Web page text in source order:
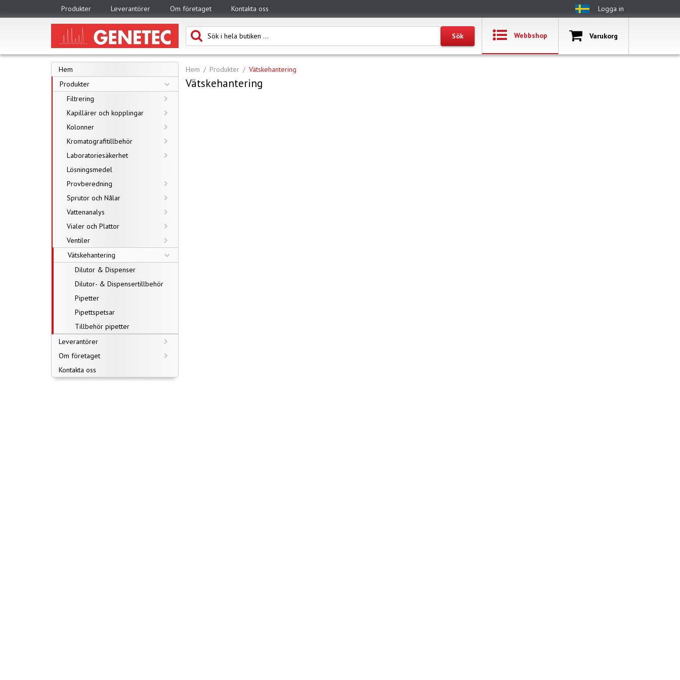
Produkter Leverantörer Om företaget Kontakta oss Logga in
Webbshop Varukorg
Hem
Produkter
Filtrering
Kapillärer och kopplingar
Kolonner
Kromatografitillbehör
Laboratoriesäkerhet
Lösningsmedel
Provberedning
Sprutor och Nålar
Vattenanalys
Vialer och Plattor
Ventiler
Vätskehantering
Dilutor & Dispenser
Dilutor- & Dispensertillbehör
Pipetter
Pipettspetsar
Tillbehör pipetter
Leverantörer
Om företaget
Kontakta oss
Hem Produkter Vätskehantering
Vätskehantering